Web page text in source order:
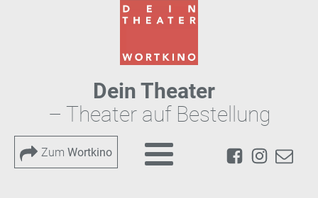
Dein Theater
– Theater auf Bestellung
Zum Wortkino